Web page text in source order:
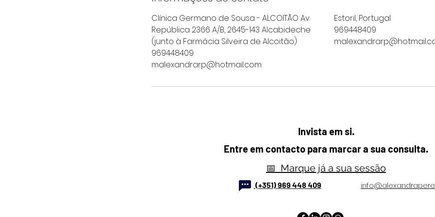
Clínica Germano de Sousa - ALCOITÃO Av.
República 2366 A/B, 2645-143 Alcabideche
(junto à Farmácia Silveira de Alcoitão)
969448409
malexandrarp@hotmail.com
Estoril, Portugal
969448409
Invista em si.
Entre em contacto para marcar a sua consulta.
📅 Marque já a sua sessão
(+351) 969 448 409